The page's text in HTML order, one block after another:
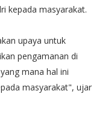
kepada masyarakat.
upaya untuk
pengamanan di
mana hal ini
masyarakat", ujar